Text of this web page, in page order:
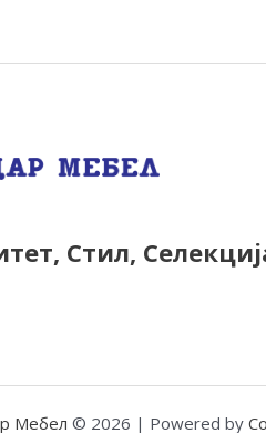
Стил,
Мебел © 2026 | Powered by